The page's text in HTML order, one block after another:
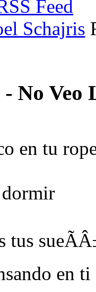
Schajris
No
en tu
dormir
en ti